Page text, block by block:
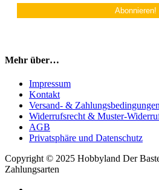
Mehr über…
Impressum
Kontakt
Versand- &
Widerrufsrecht & Muster-
AGB
Privatsphäre und Datenschutz
Copyright © 2025 Hobbyland Der
Zahlungsarten